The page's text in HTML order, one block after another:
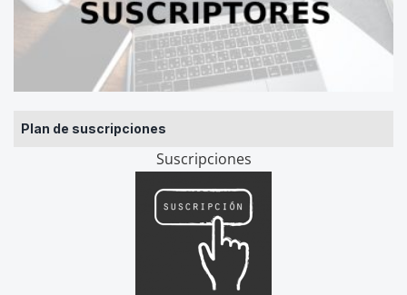
Plan de suscripciones
Suscripciones